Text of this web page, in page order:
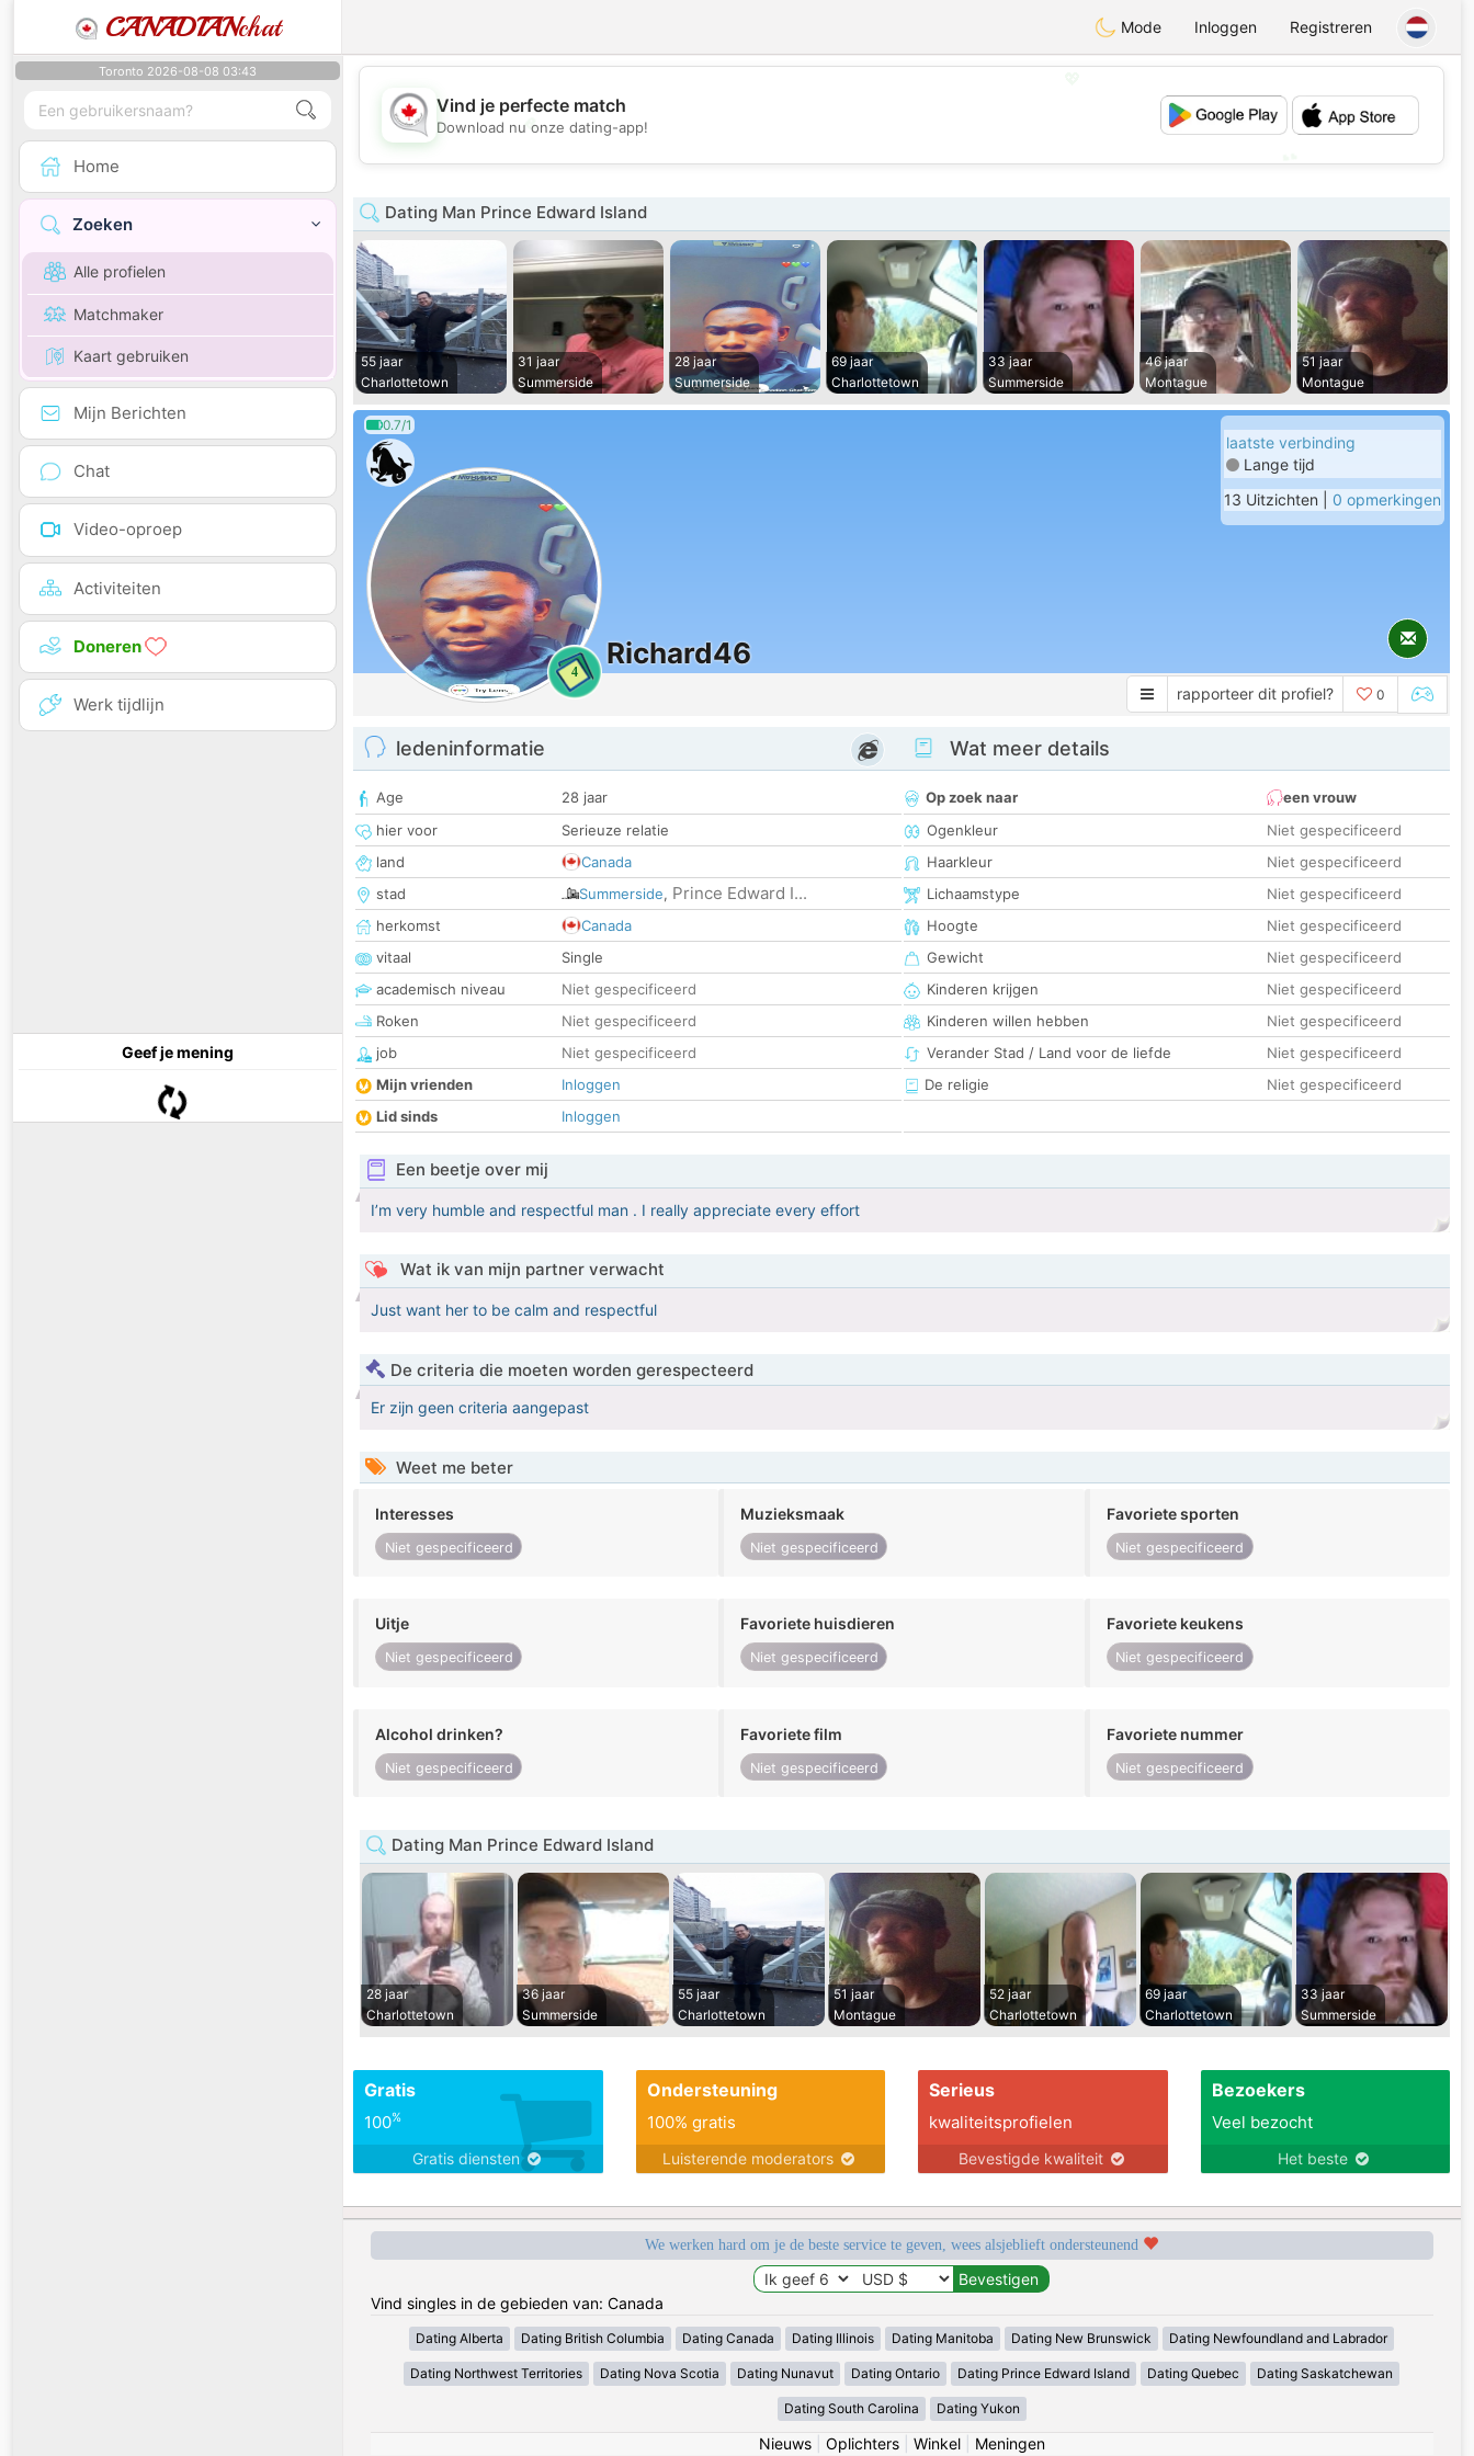
CANADIANchat Mode Inloggen Registreren
Toronto 2026-08-08 03:43
Home
Zoeken
Alle profielen
Matchmaker
Kaart gebruiken
Mijn Berichten
Chat
Video-oproep
Activiteiten
Doneren
Werk tijdlijn
Geef je mening
💖
💕
Vind je perfecte match
Download nu onze dating-app!
Dating Man Prince Edward Island
55 jaar
Charlottetown
31 jaar
Summerside
28 jaar
Summerside
69 jaar
Charlottetown
33 jaar
Summerside
46 jaar
Montague
51 jaar
Montague
0.7/1
4
Richard46
laatste verbinding
Lange tijd
13 Uitzichten | 0 opmerkingen
rapporteer dit profiel? 0
ledeninformatie
Age
28 jaar
hier voor
Serieuze relatie
land
Canada
stad
Summerside, Prince Edward I...
herkomst
Canada
vitaal
Single
academisch niveau
Niet gespecificeerd
Roken
Niet gespecificeerd
job
Niet gespecificeerd
Mijn vrienden
Inloggen
Lid sinds
Inloggen
Wat meer details
Op zoek naar
een vrouw
Ogenkleur
Niet gespecificeerd
Haarkleur
Niet gespecificeerd
Lichaamstype
Niet gespecificeerd
Hoogte
Niet gespecificeerd
Gewicht
Niet gespecificeerd
Kinderen krijgen
Niet gespecificeerd
Kinderen willen hebben
Niet gespecificeerd
Verander Stad / Land voor de liefde
Niet gespecificeerd
De religie
Niet gespecificeerd
Een beetje over mij
I’m very humble and respectful man . I really appreciate every effort
Wat ik van mijn partner verwacht
Just want her to be calm and respectful
De criteria die moeten worden gerespecteerd
Er zijn geen criteria aangepast
Weet me beter
Interesses
Niet gespecificeerd
Muzieksmaak
Niet gespecificeerd
Favoriete sporten
Niet gespecificeerd
Uitje
Niet gespecificeerd
Favoriete huisdieren
Niet gespecificeerd
Favoriete keukens
Niet gespecificeerd
Alcohol drinken?
Niet gespecificeerd
Favoriete film
Niet gespecificeerd
Favoriete nummer
Niet gespecificeerd
Dating Man Prince Edward Island
28 jaar
Charlottetown
36 jaar
Summerside
55 jaar
Charlottetown
51 jaar
Montague
52 jaar
Charlottetown
69 jaar
Charlottetown
33 jaar
Summerside
Gratis
100%
Gratis diensten
Ondersteuning
100% gratis
Luisterende moderators
Serieus
kwaliteitsprofielen
Bevestigde kwaliteit
Bezoekers
Veel bezocht
Het beste
We werken hard om je de beste service te geven, wees alsjeblieft ondersteunend
Vind singles in de gebieden van: Canada
Dating Alberta Dating British Columbia Dating Canada Dating Illinois Dating Manitoba Dating New Brunswick Dating Newfoundland and Labrador
Dating Northwest Territories Dating Nova Scotia Dating Nunavut Dating Ontario Dating Prince Edward Island Dating Quebec Dating Saskatchewan
Dating South Carolina Dating Yukon
Nieuws| Oplichters| Winkel| Meningen